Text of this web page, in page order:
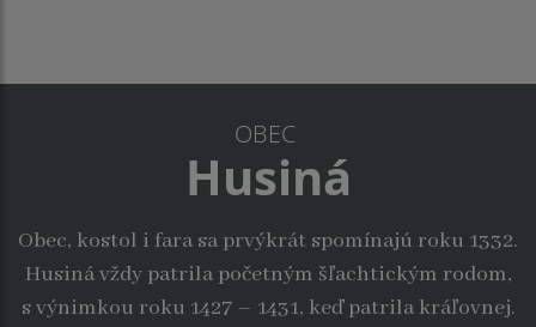
OBEC
Husiná
Obec, kostol i fara sa prvýkrát spomínajú roku 1332.
Husiná vždy patrila početným šľachtickým rodom,
s výnimkou roku 1427 – 1431, keď patrila kráľovnej.